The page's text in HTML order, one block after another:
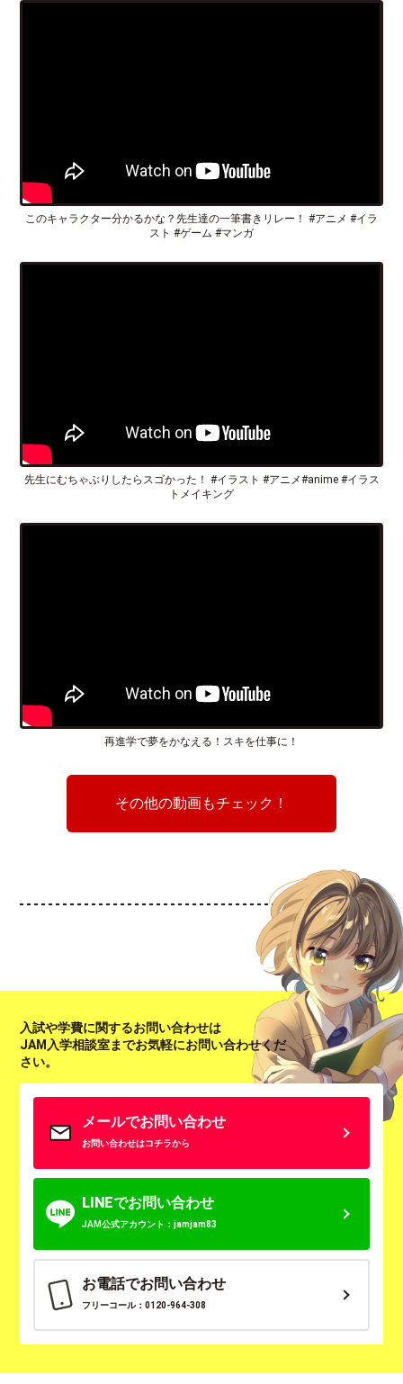
このキャラクター分かるかな？先生達の一筆書きリレー！ #アニメ #イラ
スト #ゲーム #マンガ
先生にむちゃぶりしたらスゴかった！ #イラスト #アニメ#anime #イラス
トメイキング
再進学で夢をかなえる！スキを仕事に！
その他の動画もチェック！
入試や学費に関するお問い合わせは
JAM入学相談室までお気軽にお問い合わせくだ
さい。
メールでお問い合わせ
お問い合わせはコチラから
LINEでお問い合わせ
JAM公式アカウント：jamjam83
お電話でお問い合わせ
フリーコール：0120-964-308